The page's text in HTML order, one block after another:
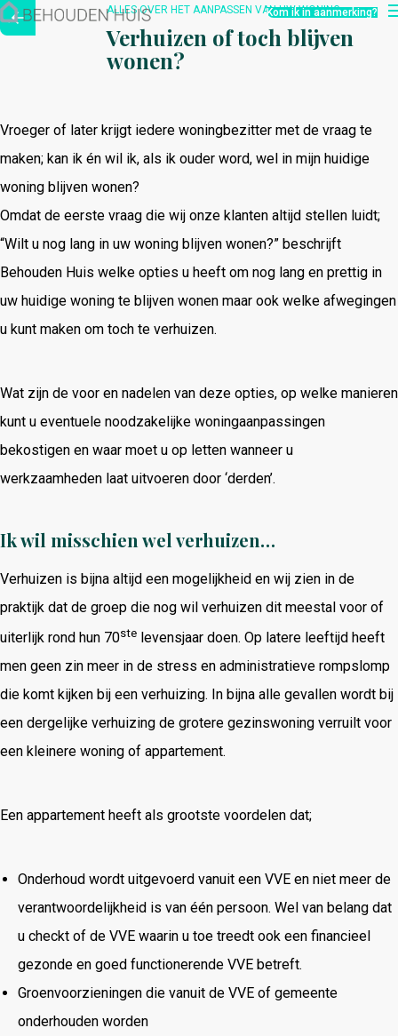
Hoe werkt het?
Over ons
Nieuwsbrief
Kom ik in aanmerking?
ALLES OVER HET AANPASSEN VAN UW WONING
Verhuizen of toch blijven
wonen?
Vroeger of later krijgt iedere woningbezitter met de vraag te
maken; kan ik én wil ik, als ik ouder word, wel in mijn huidige
woning blijven wonen?
Omdat de eerste vraag die wij onze klanten altijd stellen luidt;
“Wilt u nog lang in uw woning blijven wonen?” beschrijft
Behouden Huis welke opties u heeft om nog lang en prettig in
uw huidige woning te blijven wonen maar ook welke afwegingen
u kunt maken om toch te verhuizen.
Wat zijn de voor en nadelen van deze opties, op welke manieren
kunt u eventuele noodzakelijke woningaanpassingen
bekostigen en waar moet u op letten wanneer u
werkzaamheden laat uitvoeren door ‘derden’.
Ik wil misschien wel verhuizen…
Verhuizen is bijna altijd een mogelijkheid en wij zien in de
praktijk dat de groep die nog wil verhuizen dit meestal voor of
uiterlijk rond hun 70ste levensjaar doen. Op latere leeftijd heeft
men geen zin meer in de stress en administratieve rompslomp
die komt kijken bij een verhuizing. In bijna alle gevallen wordt bij
een dergelijke verhuizing de grotere gezinswoning verruilt voor
een kleinere woning of appartement.
Een appartement heeft als grootste voordelen dat;
Onderhoud wordt uitgevoerd vanuit een VVE en niet meer de
verantwoordelijkheid is van één persoon. Wel van belang dat
u checkt of de VVE waarin u toe treedt ook een financieel
gezonde en goed functionerende VVE betreft.
Groenvoorzieningen die vanuit de VVE of gemeente
onderhouden worden